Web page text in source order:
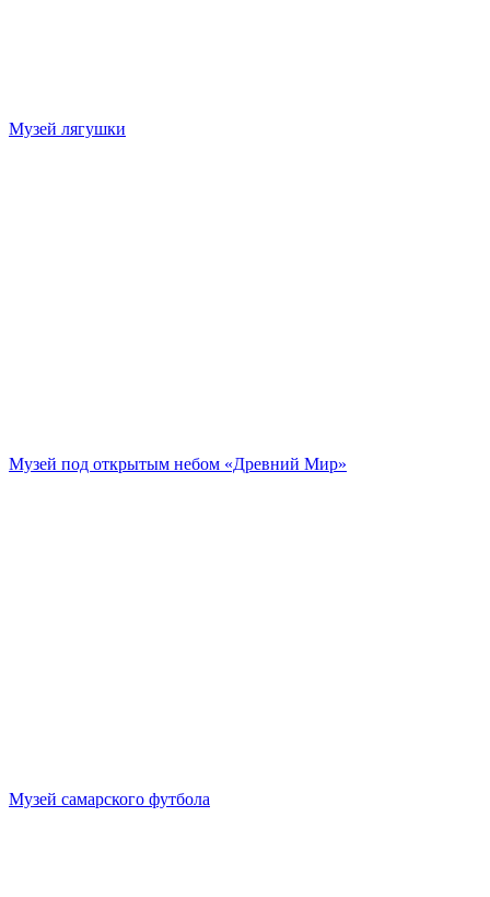
Музей лягушки
Музей под открытым небом «Древний Мир»
Музей самарского футбола